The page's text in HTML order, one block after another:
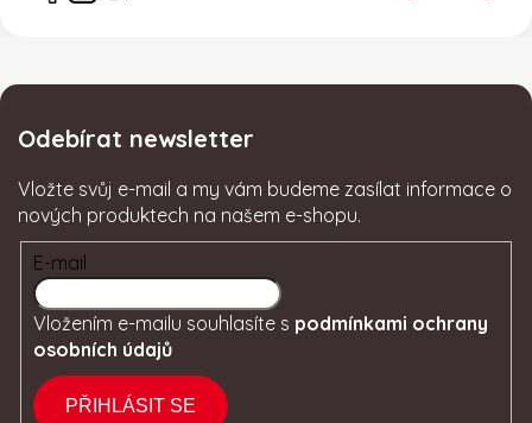
Odebírat newsletter
Vložte svůj e-mail a my vám budeme zasílat informace o
nových produktech na našem e-shopu.
E-mail
Vložením e-mailu souhlasíte s podmínkami ochrany
osobních údajů
PŘIHLÁSIT SE